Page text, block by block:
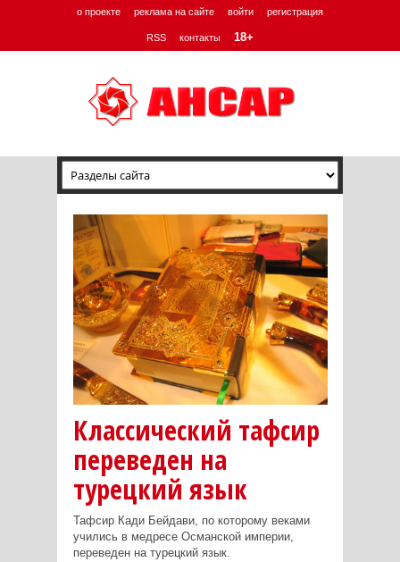
о проекте реклама на сайте войти регистрация
RSS контакты 18+
Классический тафсир
переведен на
турецкий язык
Тафсир Кади Бейдави, по которому веками
учились в медресе Османской империи,
переведен на турецкий язык.